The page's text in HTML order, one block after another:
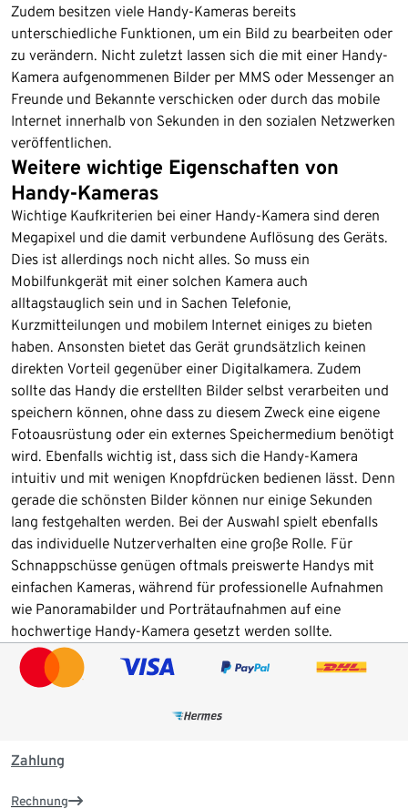
Zudem besitzen viele Handy-Kameras bereits
unterschiedliche Funktionen, um ein Bild zu bearbeiten oder
zu verändern. Nicht zuletzt lassen sich die mit einer Handy-
Kamera aufgenommenen Bilder per MMS oder Messenger an
Freunde und Bekannte verschicken oder durch das mobile
Internet innerhalb von Sekunden in den sozialen Netzwerken
veröffentlichen.
Weitere wichtige Eigenschaften von
Handy-Kameras
Wichtige Kaufkriterien bei einer Handy-Kamera sind deren
Megapixel und die damit verbundene Auflösung des Geräts.
Dies ist allerdings noch nicht alles. So muss ein
Mobilfunkgerät mit einer solchen Kamera auch
alltagstauglich sein und in Sachen Telefonie,
Kurzmitteilungen und mobilem Internet einiges zu bieten
haben. Ansonsten bietet das Gerät grundsätzlich keinen
direkten Vorteil gegenüber einer Digitalkamera. Zudem
sollte das Handy die erstellten Bilder selbst verarbeiten und
speichern können, ohne dass zu diesem Zweck eine eigene
Fotoausrüstung oder ein externes Speichermedium benötigt
wird. Ebenfalls wichtig ist, dass sich die Handy-Kamera
intuitiv und mit wenigen Knopfdrücken bedienen lässt. Denn
gerade die schönsten Bilder können nur einige Sekunden
lang festgehalten werden. Bei der Auswahl spielt ebenfalls
das individuelle Nutzerverhalten eine große Rolle. Für
Schnappschüsse genügen oftmals preiswerte Handys mit
einfachen Kameras, während für professionelle Aufnahmen
wie Panoramabilder und Porträtaufnahmen auf eine
hochwertige Handy-Kamera gesetzt werden sollte.
Zahlung
Rechnung